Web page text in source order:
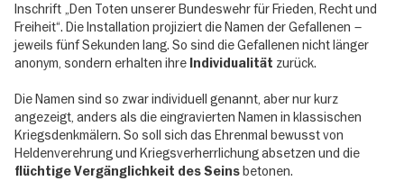
Inschrift „Den Toten unserer Bundeswehr für Frieden, Recht und
Freiheit“. Die Installation projiziert die Namen der Gefallenen –
jeweils fünf Sekunden lang. So sind die Gefallenen nicht länger
anonym, sondern erhalten ihre Individualität zurück.
Die Namen sind so zwar individuell genannt, aber nur kurz
angezeigt, anders als die eingravierten Namen in klassischen
Kriegsdenkmälern. So soll sich das Ehrenmal bewusst von
Heldenverehrung und Kriegsverherrlichung absetzen und die
flüchtige Vergänglichkeit des Seins betonen.